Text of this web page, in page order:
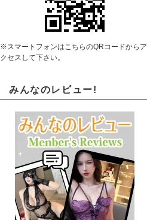
※スマートフォンはこちらのQRコードからア
クセスして下さい。
みんなのレビュー!